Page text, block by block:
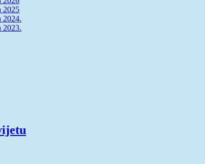
2025
2024.
2023.